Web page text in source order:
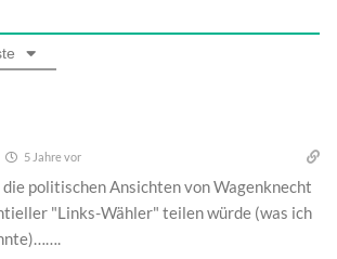
5 Jahre vor
politischen Ansichten von Wagenknecht
"Links-Wähler" teilen würde (was ich